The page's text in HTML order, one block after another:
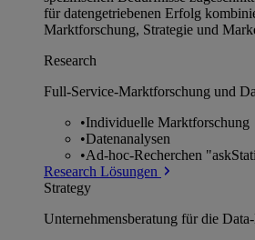
für datengetriebenen Erfolg
Marktforschung, Strategie und
Research
Full-Service-Marktforschung und
•Individuelle Marktforschung
•Datenanalysen
•Ad-hoc-Recherchen
Research Lösungen
Strategy
Unternehmens­beratung für die